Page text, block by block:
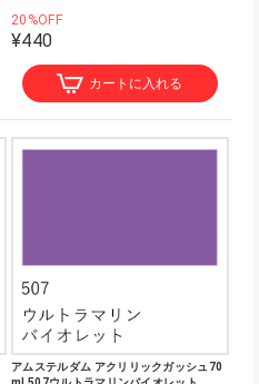
20%OFF
¥440
カートに入れる
アムステルダム アクリリックガッシュ70